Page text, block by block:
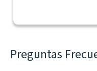
Preguntas